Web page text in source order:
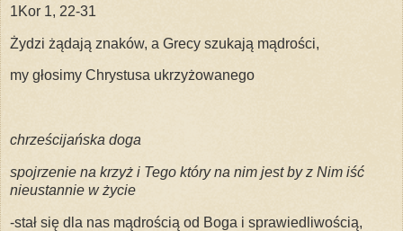
1Kor 1, 22-31
Żydzi żądają znaków, a Grecy szukają mądrości,
my głosimy Chrystusa ukrzyżowanego
chrześcijańska doga
spojrzenie na krzyż i Tego który na nim jest by z Nim iść
nieustannie w życie
-stał się dla nas mądrością od Boga i sprawiedliwością,